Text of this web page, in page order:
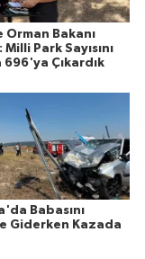
Orman Bakanı
Milli Park Sayısını
696'ya Çıkardık
Babasını
Giderken Kazada